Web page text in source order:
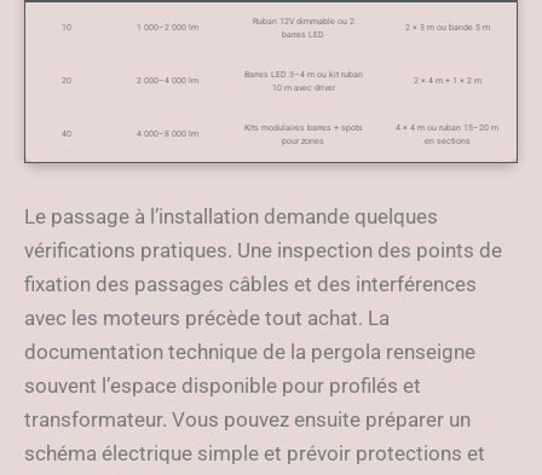
10 1 000–2 000 lm
Ruban 12V dimmable ou 2
barres LED
2 × 3 m ou bande 5 m
20 2 000–4 000 lm
Barres LED 3–4 m ou kit ruban
10 m avec driver
2 × 4 m + 1 × 2 m
40 4 000–8 000 lm
Kits modulaires barres + spots
pour zones
4 × 4 m ou ruban 15–20 m
en sections
Le passage à l’installation demande quelques
vérifications pratiques. Une inspection des points de
fixation des passages câbles et des interférences
avec les moteurs précède tout achat. La
documentation technique de la pergola renseigne
souvent l’espace disponible pour profilés et
transformateur. Vous pouvez ensuite préparer un
schéma électrique simple et prévoir protections et